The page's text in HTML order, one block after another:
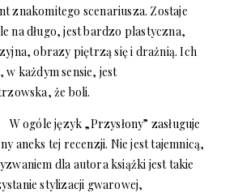
znakomitego scenariusza. Zostaje
na długo, jest bardzo plastyczna,
obrazy piętrzą się i drażnią. Ich
w każdym sensie, jest
że boli.
W ogóle język „Przysłony” zasługuje
aneks tej recenzji. Nie jest tajemnicą,
dla autora książki jest takie
stylizacji gwarowej,